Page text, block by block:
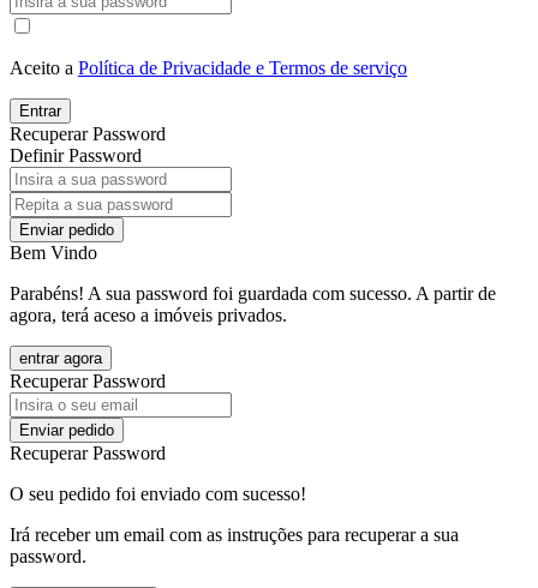
Aceito a Política de Privacidade e Termos de serviço
Entrar
Recuperar Password
Definir Password
Enviar pedido
Bem Vindo
Parabéns! A sua password foi guardada com sucesso. A partir de
agora, terá aceso a imóveis privados.
entrar agora
Recuperar Password
Enviar pedido
Recuperar Password
O seu pedido foi enviado com sucesso!
Irá receber um email com as instruções para recuperar a sua
password.